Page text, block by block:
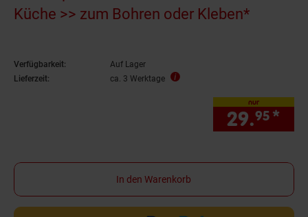
Küche >> zum Bohren oder Kleben*
Verfügbarkeit:
Auf Lager
Lieferzeit:
ca. 3 Werktage
nur
29.95 *
In den Warenkorb